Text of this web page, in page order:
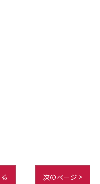
次のページ >